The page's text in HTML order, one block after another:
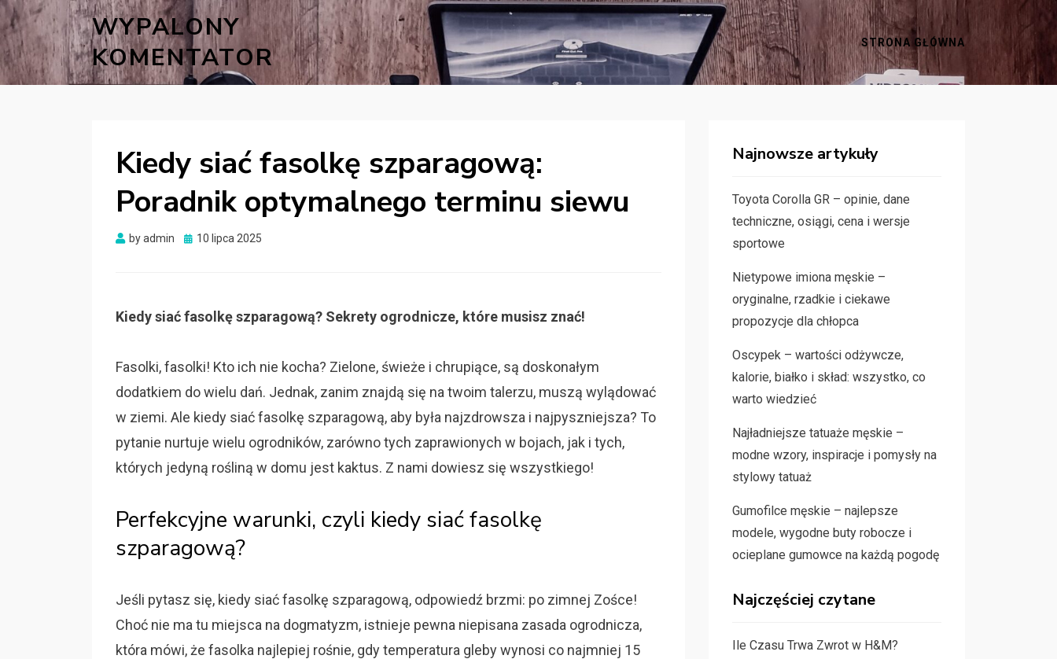
WYPALONY
KOMENTATOR
STRONA GŁÓWNA
Kiedy siać fasolkę szparagową:
Poradnik optymalnego terminu siewu
byadmin
Posted
10 lipca 2025
Kiedy siać fasolkę szparagową? Sekrety ogrodnicze, które musisz znać!
Fasolki, fasolki! Kto ich nie kocha? Zielone, świeże i chrupiące, są doskonałym
dodatkiem do wielu dań. Jednak, zanim znajdą się na twoim talerzu, muszą wylądować
w ziemi. Ale kiedy siać fasolkę szparagową, aby była najzdrowsza i najpyszniejsza? To
pytanie nurtuje wielu ogrodników, zarówno tych zaprawionych w bojach, jak i tych,
których jedyną rośliną w domu jest kaktus. Z nami dowiesz się wszystkiego!
Perfekcyjne warunki, czyli kiedy siać fasolkę
szparagową?
Jeśli pytasz się, kiedy siać fasolkę szparagową, odpowiedź brzmi: po zimnej Zośce!
Choć nie ma tu miejsca na dogmatyzm, istnieje pewna niepisana zasada ogrodnicza,
która mówi, że fasolka najlepiej rośnie, gdy temperatura gleby wynosi co najmniej 15
Najnowsze artykuły
Toyota Corolla GR – opinie, dane
techniczne, osiągi, cena i wersje
sportowe
Nietypowe imiona męskie –
oryginalne, rzadkie i ciekawe
propozycje dla chłopca
Oscypek – wartości odżywcze,
kalorie, białko i skład: wszystko, co
warto wiedzieć
Najładniejsze tatuaże męskie –
modne wzory, inspiracje i pomysły na
stylowy tatuaż
Gumofilce męskie – najlepsze
modele, wygodne buty robocze i
ocieplane gumowce na każdą pogodę
Najczęściej czytane
Ile Czasu Trwa Zwrot w H&M?